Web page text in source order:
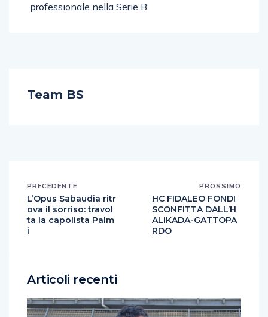
professionale nella Serie B.
Team BS
PRECEDENTE
L’Opus Sabaudia ritr
ova il sorriso: travol
ta la capolista Palm
i
PROSSIMO
HC FIDALEO FONDI
SCONFITTA DALL’H
ALIKADA-GATTOPA
RDO
Articoli recenti